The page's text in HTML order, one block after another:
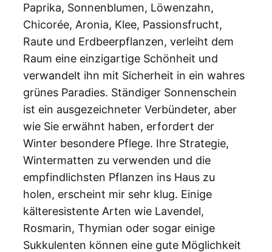
Paprika, Sonnenblumen, Löwenzahn,
Chicorée, Aronia, Klee, Passionsfrucht,
Raute und Erdbeerpflanzen, verleiht dem
Raum eine einzigartige Schönheit und
verwandelt ihn mit Sicherheit in ein wahres
grünes Paradies. Ständiger Sonnenschein
ist ein ausgezeichneter Verbündeter, aber
wie Sie erwähnt haben, erfordert der
Winter besondere Pflege. Ihre Strategie,
Wintermatten zu verwenden und die
empfindlichsten Pflanzen ins Haus zu
holen, erscheint mir sehr klug. Einige
kälteresistente Arten wie Lavendel,
Rosmarin, Thymian oder sogar einige
Sukkulenten können eine gute Möglichkeit